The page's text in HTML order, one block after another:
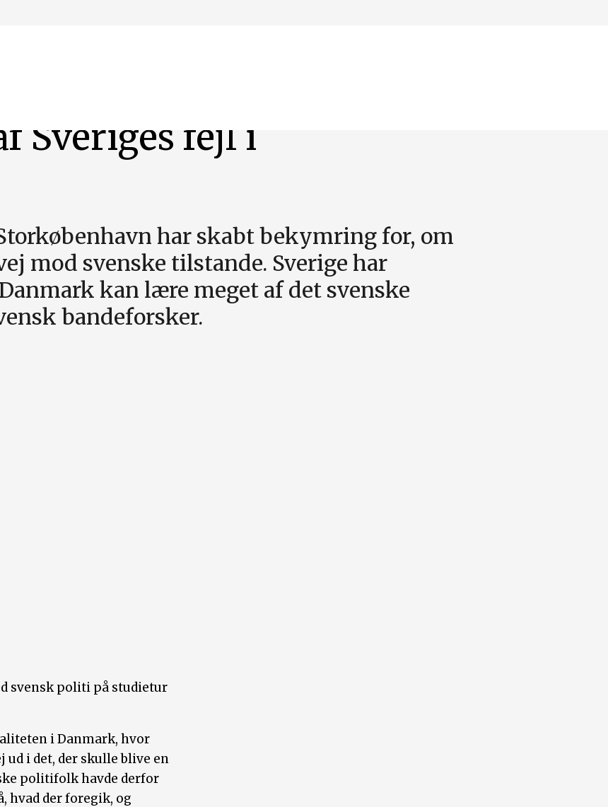
Sveriges fejl i
har skabt bekymring for, om
mod svenske tilstande. Sverige har
kan lære meget af det svenske
bandeforsker.
svensk politi på studietur
i Danmark, hvor
ud i det, der skulle blive en
politifolk havde derfor
hvad der foregik, og